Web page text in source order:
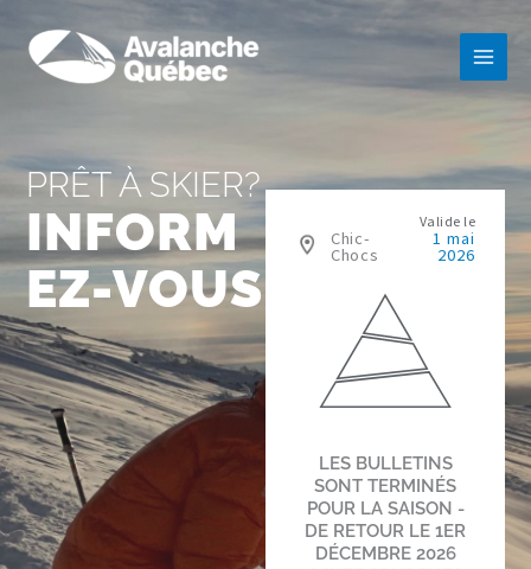
contenu
PRÊT À SKIER?
INFORM
EZ-VOUS